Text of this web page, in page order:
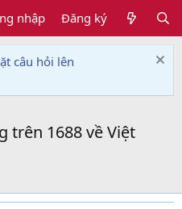
nhập Đăng ký
câu hỏi lên
trên 1688 về Việt